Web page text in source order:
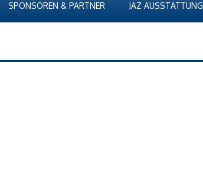
SPONSOREN & PARTNER JAZ AUSSTATTUNG